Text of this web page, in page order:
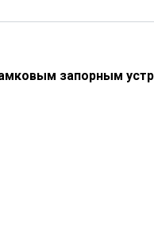
запорным
г. Ростове-на-